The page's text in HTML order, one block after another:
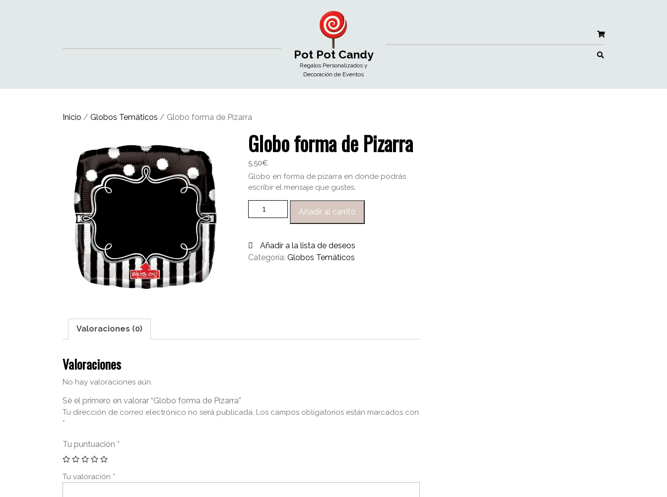
Pot Pot Candy
Regalos Personalizados y
Decoración de Eventos
Inicio / Globos Temáticos / Globo forma de Pizarra
Globo forma de Pizarra
5,50€
Globo en forma de pizarra en donde podrás
escribir el mensaje que gustes.
Añadir al carrito
Añadir a la lista de deseos
Categoría:Globos Temáticos
Valoraciones (0)
Valoraciones
No hay valoraciones aún.
Sé el primero en valorar “Globo forma de Pizarra”
Tu dirección de correo electrónico no será publicada. Los campos obligatorios están marcados con
*
Tu puntuación *
Tu valoración *